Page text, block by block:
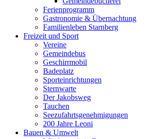
Ferienprogramm
Gastronomie & Übernachtung
Familienleben Starnberg
Freizeit und Sport
Vereine
Gemeindebus
Geschirrmobil
Badeplatz
Sporteinrichtungen
Sternwarte
Der Jakobsweg
Tauchen
Seezufahrtsgenehmigungen
200 Jahre Leoni
Bauen & Umwelt